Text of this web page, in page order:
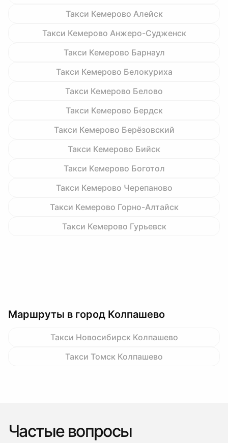
Такси Кемерово Алейск
Такси Кемерово Анжеро-Судженск
Такси Кемерово Барнаул
Такси Кемерово Белокуриха
Такси Кемерово Белово
Такси Кемерово Бердск
Такси Кемерово Берёзовский
Такси Кемерово Бийск
Такси Кемерово Боготол
Такси Кемерово Черепаново
Такси Кемерово Горно-Алтайск
Такси Кемерово Гурьевск
Маршруты в город Колпашево
Такси Новосибирск Колпашево
Такси Томск Колпашево
Частые вопросы